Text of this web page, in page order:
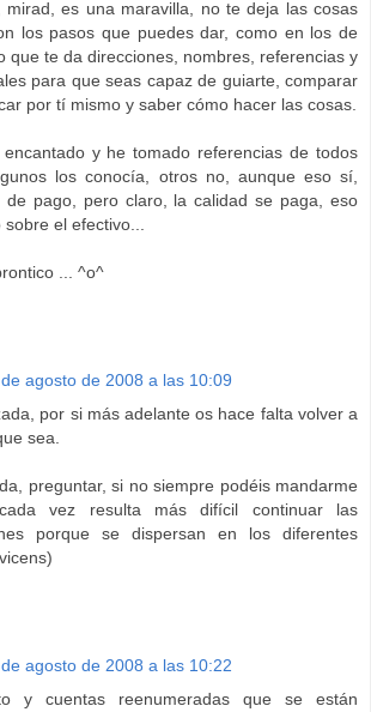
mirad, es una maravilla, no te deja las cosas
los pasos que puedes dar, como en los de
que te da direcciones, nombres, referencias y
para que seas capaz de guiarte, comparar
por tí mismo y saber cómo hacer las cosas.
y he tomado referencias de todos
los conocía, otros no, aunque eso sí,
de pago, pero claro, la calidad se paga, eso
sobre el efectivo...
... ^o^
agosto de 2008 a las 10:09
por si más adelante os hace falta volver a
sea.
preguntar, si no siempre podéis mandarme
vez resulta más difícil continuar las
porque se dispersan en los diferentes
agosto de 2008 a las 10:22
y cuentas reenumeradas que se están